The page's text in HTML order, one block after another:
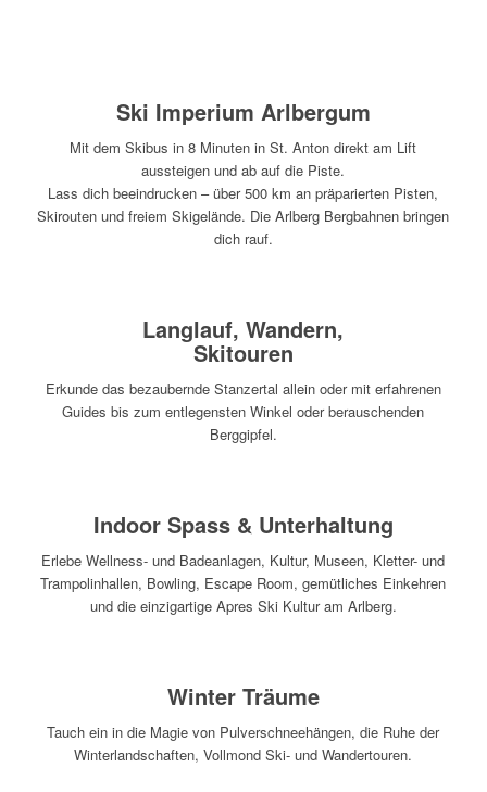
Ski Imperium Arlbergum
Mit dem Skibus in 8 Minuten in St. Anton direkt am Lift
aussteigen und ab auf die Piste.
Lass dich beeindrucken – über 500 km an präparierten Pisten,
Skirouten und freiem Skigelände. Die Arlberg Bergbahnen bringen
dich rauf.
Langlauf, Wandern,
Skitouren
Erkunde das bezaubernde Stanzertal allein oder mit erfahrenen
Guides bis zum entlegensten Winkel oder berauschenden
Berggipfel.
Indoor Spass & Unterhaltung
Erlebe Wellness- und Badeanlagen, Kultur, Museen, Kletter- und
Trampolinhallen, Bowling, Escape Room, gemütliches Einkehren
und die einzigartige Apres Ski Kultur am Arlberg.
Winter Träume
Tauch ein in die Magie von Pulverschneehängen, die Ruhe der
Winterlandschaften, Vollmond Ski- und Wandertouren.